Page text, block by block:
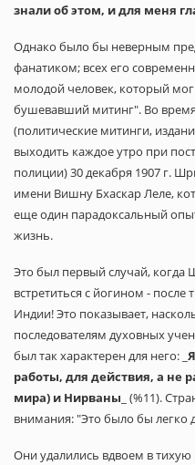
знали об этом, и для меня
Однако было бы неверным
фанатиком; всех его
молодой человек, который
бушевавший митинг". Во
(политические митинги,
выходить каждое утро при
полиции) 30 декабря 1907 г.
имени Вишну Бхаскар Леле,
еще один парадоксальный
жизнь.
Это был первый случай, когда
встретиться с йогином -
Индии! Это показывает,
последователям духовных
был так характерен для него: _
работы, для действия, а не
мира) и Нирваны _ (%11).
внимания: "Это было бы легко
Они удалились вдвоем в